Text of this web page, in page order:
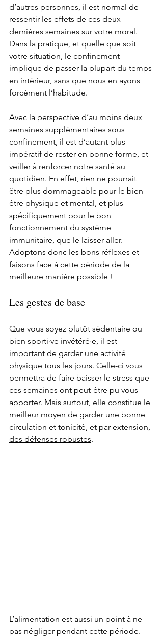
d’autres personnes, il est normal de
ressentir les effets de ces deux
dernières semaines sur votre moral.
Dans la pratique, et quelle que soit
votre situation, le confinement
implique de passer la plupart du temps
en intérieur, sans que nous en ayons
forcément l’habitude.
Avec la perspective d’au moins deux
semaines supplémentaires sous
confinement, il est d’autant plus
impératif de rester en bonne forme, et
veiller à renforcer notre santé au
quotidien. En effet, rien ne pourrait
être plus dommageable pour le bien-
être physique et mental, et plus
spécifiquement pour le bon
fonctionnement du système
immunitaire, que le laisser-aller.
Adoptons donc les bons réflexes et
faisons face à cette période de la
meilleure manière possible !
Les gestes de base
Que vous soyez plutôt sédentaire ou
bien sporti·ve invétéré·e, il est
important de garder une activité
physique tous les jours. Celle-ci vous
permettra de faire baisser le stress que
ces semaines ont peut-être pu vous
apporter. Mais surtout, elle constitue le
meilleur moyen de garder une bonne
circulation et tonicité, et par extension,
des défenses robustes.
L’alimentation est aussi un point à ne
pas négliger pendant cette période.